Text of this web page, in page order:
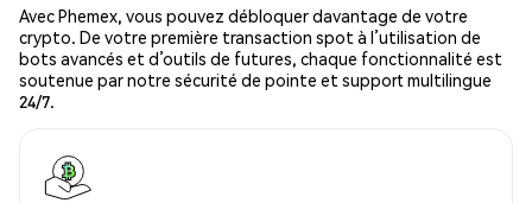
Avec Phemex, vous pouvez débloquer davantage de votre
crypto. De votre première transaction spot à l’utilisation de
bots avancés et d’outils de futures, chaque fonctionnalité est
soutenue par notre sécurité de pointe et support multilingue
24/7.